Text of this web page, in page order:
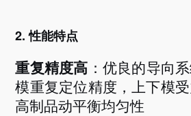
2. 性能特点
重复精度高 ：优良的导向
模重复定位精度，上下模
高制品动平衡均匀性